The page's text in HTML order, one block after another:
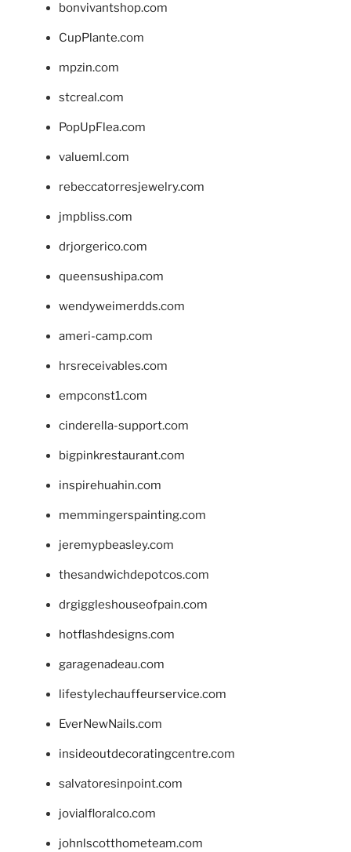
bonvivantshop.com
CupPlante.com
mpzin.com
stcreal.com
PopUpFlea.com
valueml.com
rebeccatorresjewelry.com
jmpbliss.com
drjorgerico.com
queensushipa.com
wendyweimerdds.com
ameri-camp.com
hrsreceivables.com
empconst1.com
cinderella-support.com
bigpinkrestaurant.com
inspirehuahin.com
memmingerspainting.com
jeremypbeasley.com
thesandwichdepotcos.com
drgiggleshouseofpain.com
hotflashdesigns.com
garagenadeau.com
lifestylechauffeurservice.com
EverNewNails.com
insideoutdecoratingcentre.com
salvatoresinpoint.com
jovialfloralco.com
johnlscotthometeam.com